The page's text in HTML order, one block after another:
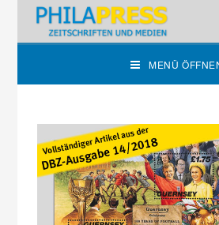
MENÜ